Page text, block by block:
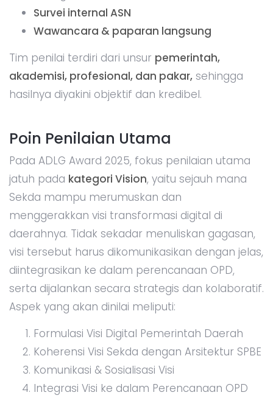
Survei internal ASN
Wawancara & paparan langsung
Tim penilai terdiri dari unsur pemerintah,
akademisi, profesional, dan pakar, sehingga
hasilnya diyakini objektif dan kredibel.
Poin Penilaian Utama
Pada ADLG Award 2025, fokus penilaian utama
jatuh pada kategori Vision, yaitu sejauh mana
Sekda mampu merumuskan dan
menggerakkan visi transformasi digital di
daerahnya. Tidak sekadar menuliskan gagasan,
visi tersebut harus dikomunikasikan dengan jelas,
diintegrasikan ke dalam perencanaan OPD,
serta dijalankan secara strategis dan kolaboratif.
Aspek yang akan dinilai meliputi:
Formulasi Visi Digital Pemerintah Daerah
Koherensi Visi Sekda dengan Arsitektur SPBE
Komunikasi & Sosialisasi Visi
Integrasi Visi ke dalam Perencanaan OPD